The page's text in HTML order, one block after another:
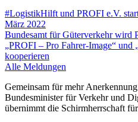
#LogistikHilft und PROFI e.V.
März 2022
Bundesamt für Güterverkehr wird
„PROFI – Pro Fahrer-Image“ und
kooperieren
Alle Meldungen
Gemeinsam für mehr
Bundesminister für Verkehr und
übernimmt die Schirmherrschaft